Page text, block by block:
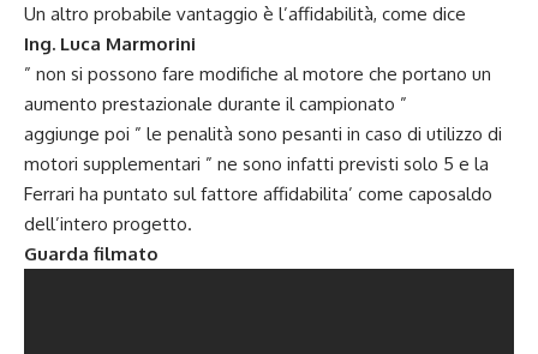
Un altro probabile vantaggio è l’affidabilità, come dice
Ing. Luca Marmorini
” non si possono fare modifiche al motore che portano un
aumento prestazionale durante il campionato ”
aggiunge poi ” le penalità sono pesanti in caso di utilizzo di
motori supplementari ” ne sono infatti previsti solo 5 e la
Ferrari ha puntato sul fattore affidabilita’ come caposaldo
dell’intero progetto.
Guarda filmato